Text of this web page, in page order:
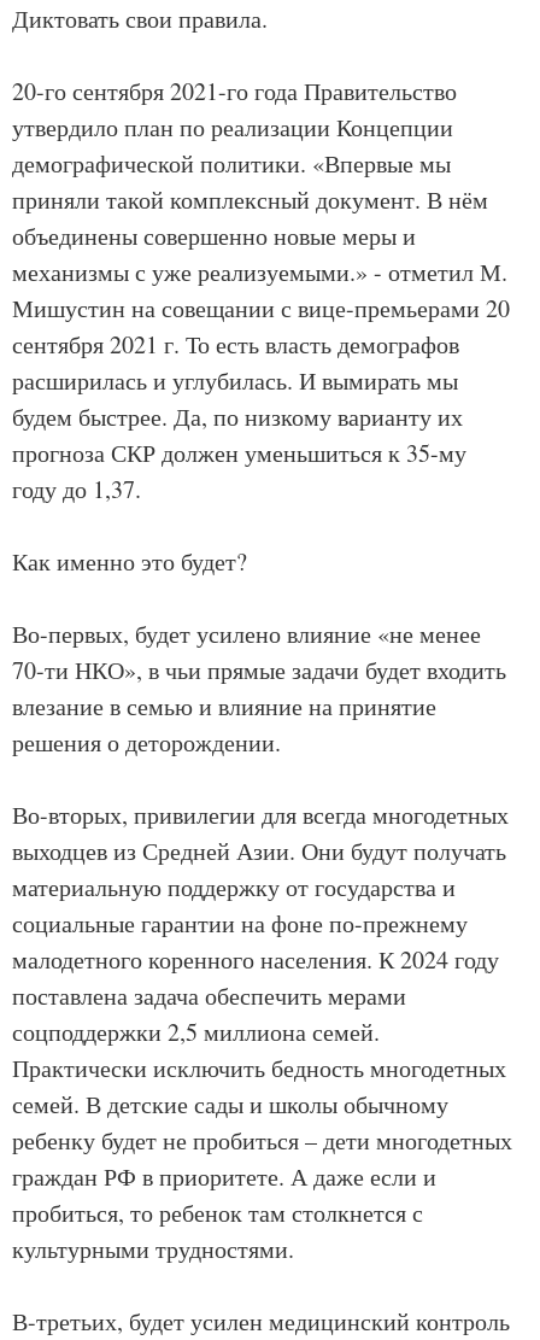
Диктовать свои правила.
20-го сентября 2021-го года Правительство
утвердило план по реализации Концепции
демографической политики. «Впервые мы
приняли такой комплексный документ. В нём
объединены совершенно новые меры и
механизмы с уже реализуемыми.» - отметил М.
Мишустин на совещании с вице-премьерами 20
сентября 2021 г. То есть власть демографов
расширилась и углубилась. И вымирать мы
будем быстрее. Да, по низкому варианту их
прогноза СКР должен уменьшиться к 35-му
году до 1,37.
Как именно это будет?
Во-первых, будет усилено влияние «не менее
70-ти НКО», в чьи прямые задачи будет входить
влезание в семью и влияние на принятие
решения о деторождении.
Во-вторых, привилегии для всегда многодетных
выходцев из Средней Азии. Они будут получать
материальную поддержку от государства и
социальные гарантии на фоне по-прежнему
малодетного коренного населения. К 2024 году
поставлена задача обеспечить мерами
соцподдержки 2,5 миллиона семей.
Практически исключить бедность многодетных
семей. В детские сады и школы обычному
ребенку будет не пробиться – дети многодетных
граждан РФ в приоритете. А даже если и
пробиться, то ребенок там столкнется с
культурными трудностями.
В-третьих, будет усилен медицинский контроль